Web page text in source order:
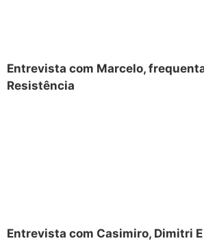
Entrevista com Marcelo,
Resistência
Entrevista com Casimiro, Dimitri